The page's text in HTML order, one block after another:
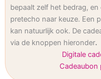
bepaalt zelf het bedrag,
pretecho naar keuze. Een
kan natuurlijk ook. De
via de knoppen hieronder.
Digitale
Cadeaubon